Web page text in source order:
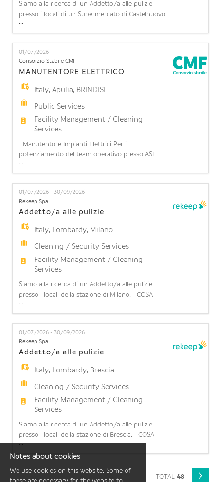
Siamo alla ricerca di un Addetto/a alle pulizie
presso i locali di un Supermercato di Castelnuovo.
COSA OFFRIAMO: Contratto part-time: 7/8 ore
settimanali (part time orizzontale 17.5%/20%) su 6
giorni lavorativi a settimana (turnazione da lunedì
a domenica). Possibilità di stabilità: l'opportunità di
...
01/07/2026
Consorzio Stabile CMF
MANUTENTORE ELETTRICO
Italy,Apulia, BRINDISI
Public Services
Facility Management / Cleaning
Services
Manutentore Impianti Elettrici Per il
potenziamento del team operativo presso ASL
Brindisi, siamo alla ricerca di un Manutentore di
Impianti Elettrici. Responsabilità principali La
risorsa si occuperà di: - Garantire il corretto
funzionamento degli impianti elettrici e delle
apparecchiature elettroniche; - Eseguire attività di
manutenzione o
...
01/07/2026 - 30/09/2026
Rekeep Spa
Addetto/a alle pulizie
Italy, Lombardy, Milano
Cleaning / Security Services
Facility Management / Cleaning
Services
Siamo alla ricerca di un Addetto/a alle pulizie
presso i locali della stazione di Milano. COSA
OFFRIAMO: Contratto part-time: 20 ore settimanali
(part time orizzontale 50%) su 5 giorni lavorativi a
settimana (turnazione da lunedì a domenica).
Possibilità di stabilità: l'opportunità di operare in
una realtà strutturata con prospettive di contin
...
01/07/2026 - 30/09/2026
Rekeep Spa
Addetto/a alle pulizie
Italy, Lombardy, Brescia
Cleaning / Security Services
Facility Management / Cleaning
Services
Siamo alla ricerca di un Addetto/a alle pulizie
presso i locali della stazione di Brescia. COSA
OFFRIAMO: Contratto part-time: 12 ore settimanali
(part time orizzontale 30%) su 6 giorni lavorativi a
Possibilità di stabilità: l'opportunità di operare in
...
TOTAL 48
Notes about cookies
We use cookies on this website. Some of
these are necessary for the website to